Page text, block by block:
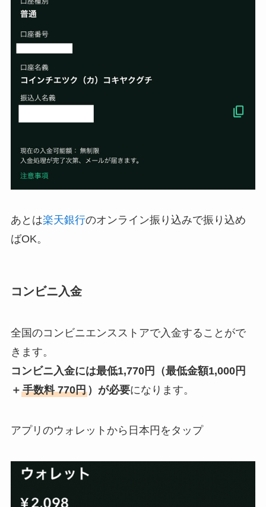
あとは楽天銀行のオンライン振り込みで振り込め
ばOK。
コンビニ入金
全国のコンビニエンスストアで入金することがで
きます。
コンビニ入金には最低1,770円（最低金額1,000円
＋ 手数料 770円）が必要になります。
アプリのウォレットから日本円をタップ